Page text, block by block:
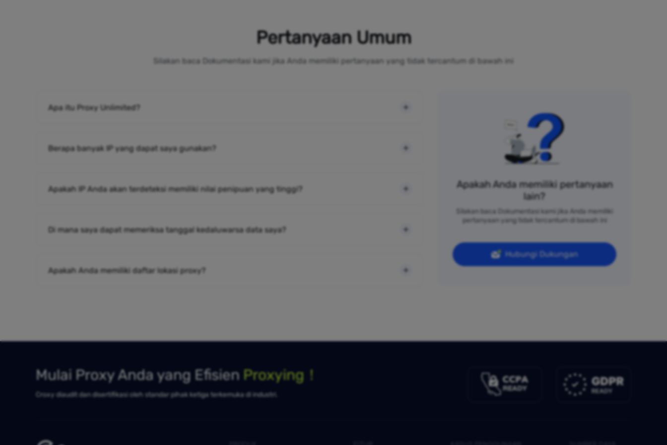
Pertanyaan Umum
Silakan baca Dokumentasi kami jika Anda memiliki pertanyaan yang tidak tercantum di bawah ini
Apa itu Proxy Unlimited?
Berapa banyak IP yang dapat saya gunakan?
Apakah IP Anda akan terdeteksi memiliki nilai penipuan yang tinggi?
Di mana saya dapat memeriksa tanggal kedaluwarsa data saya?
Apakah Anda memiliki daftar lokasi proxy?
Apakah Anda memiliki pertanyaan
lain?
Silakan baca Dokumentasi kami jika Anda memiliki
pertanyaan yang tidak tercantum di bawah ini
Hubungi Dukungan
Mulai Proxy Anda yang Efisien Proxying！
Croxy diaudit dan disertifikasi oleh standar pihak ketiga terkemuka di industri.